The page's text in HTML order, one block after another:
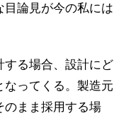
論見が今の私には
する場合、設計にど
なってくる。製造元
のまま採用する場